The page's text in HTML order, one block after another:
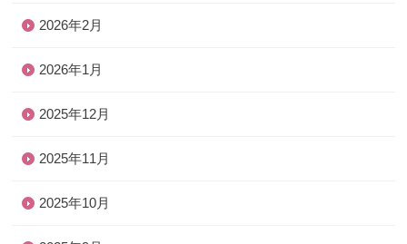
2026年2月
2026年1月
2025年12月
2025年11月
2025年10月